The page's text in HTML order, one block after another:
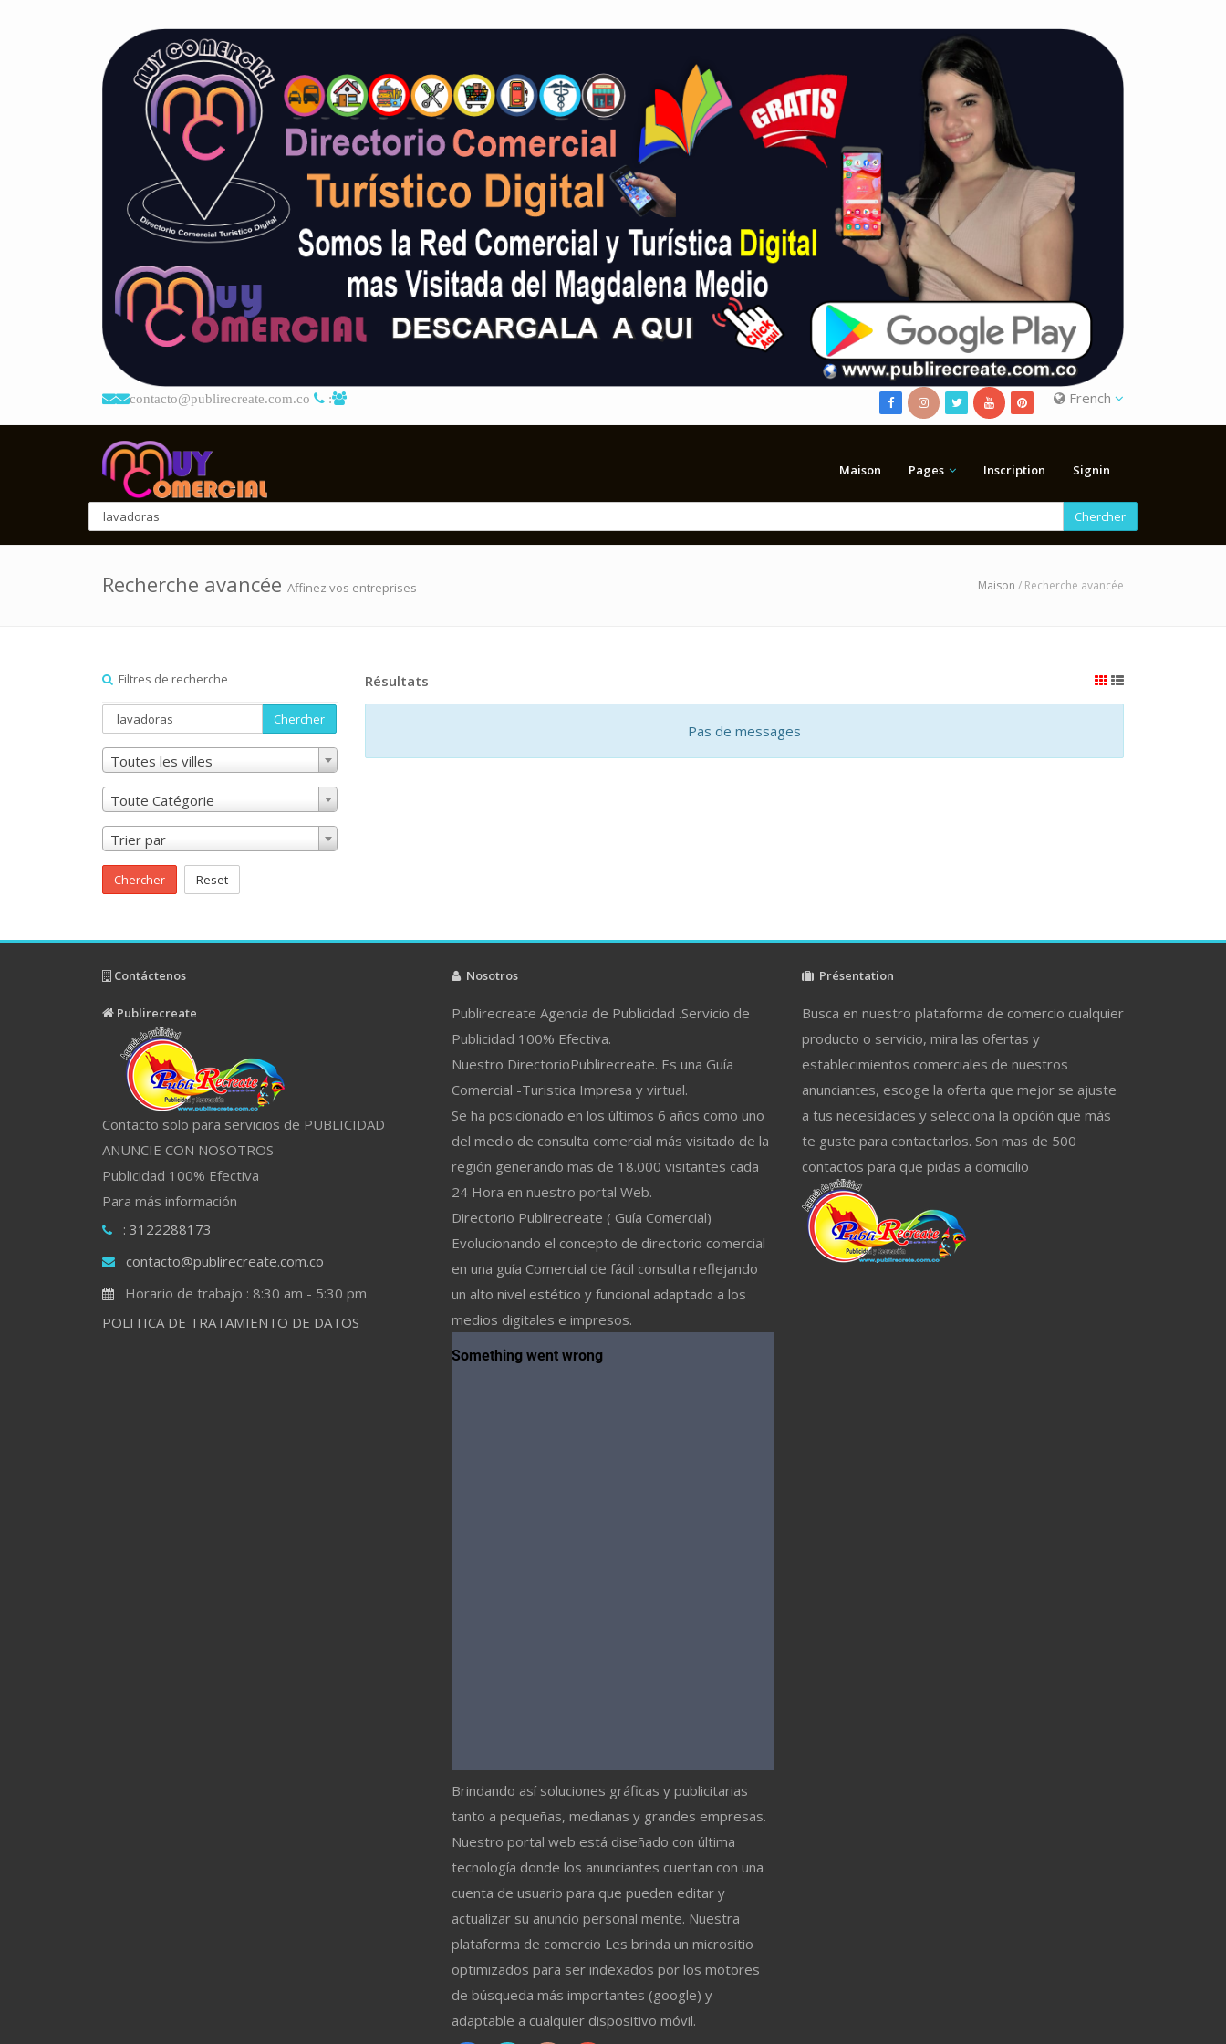
contacto@publirecreate.com.co : French
Maison Pages Inscription Signin
Chercher
Recherche avancée Affinez vos entreprises Maison / Recherche avancée
Filtres de recherche
Chercher
Toutes les villes
Toute Catégorie
Trier par
Chercher Reset
Résultats
Pas de messages
Contáctenos
Publirecreate
Contacto solo para servicios de PUBLICIDAD
ANUNCIE CON NOSOTROS
Publicidad 100% Efectiva
Para más información
: 3122288173
contacto@publirecreate.com.co
Horario de trabajo : 8:30 am - 5:30 pm
POLITICA DE TRATAMIENTO DE DATOS
Nosotros
Publirecreate Agencia de Publicidad .Servicio de
Publicidad 100% Efectiva.
Nuestro DirectorioPublirecreate. Es una Guía
Comercial -Turistica Impresa y virtual.
Se ha posicionado en los últimos 6 años como uno
del medio de consulta comercial más visitado de la
región generando mas de 18.000 visitantes cada
24 Hora en nuestro portal Web.
Directorio Publirecreate ( Guía Comercial)
Evolucionando el concepto de directorio comercial
en una guía Comercial de fácil consulta reflejando
un alto nivel estético y funcional adaptado a los
medios digitales e impresos.
Brindando así soluciones gráficas y publicitarias
tanto a pequeñas, medianas y grandes empresas.
Nuestro portal web está diseñado con última
tecnología donde los anunciantes cuentan con una
cuenta de usuario para que pueden editar y
actualizar su anuncio personal mente. Nuestra
plataforma de comercio Les brinda un micrositio
optimizados para ser indexados por los motores
de búsqueda más importantes (google) y
adaptable a cualquier dispositivo móvil.
Présentation
Busca en nuestro plataforma de comercio cualquier
producto o servicio, mira las ofertas y
establecimientos comerciales de nuestros
anunciantes, escoge la oferta que mejor se ajuste
a tus necesidades y selecciona la opción que más
te guste para contactarlos. Son mas de 500
contactos para que pidas a domicilio